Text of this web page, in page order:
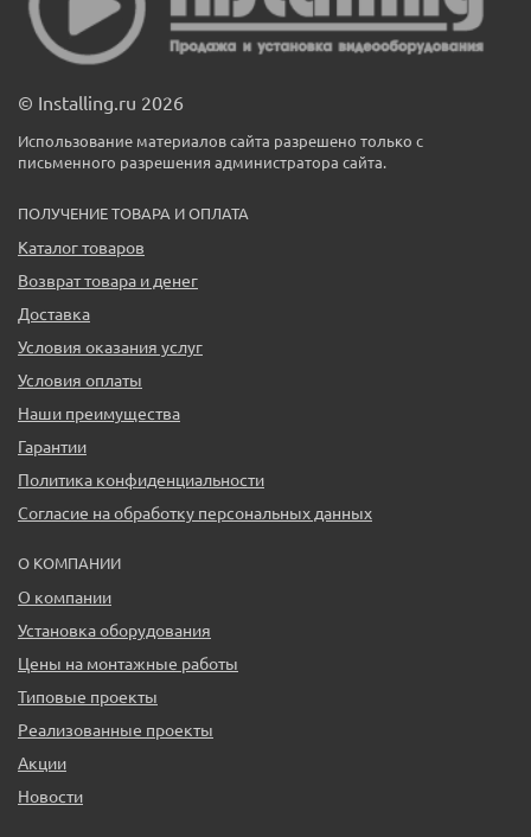
© Installing.ru 2026
Использование материалов сайта разрешено только с
письменного разрешения администратора сайта.
ПОЛУЧЕНИЕ ТОВАРА И ОПЛАТА
Каталог товаров
Возврат товара и денег
Доставка
Условия оказания услуг
Условия оплаты
Наши преимущества
Гарантии
Политика конфиденциальности
Согласие на обработку персональных данных
О КОМПАНИИ
О компании
Установка оборудования
Цены на монтажные работы
Типовые проекты
Реализованные проекты
Акции
Новости